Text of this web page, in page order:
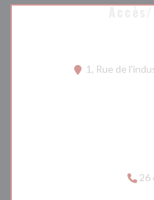
1, Rue de
26